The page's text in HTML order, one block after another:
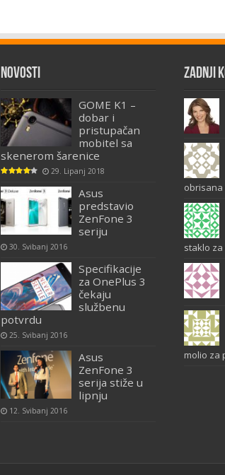
Novosti
GOME K1 –
dobar i
pristupačan
mobitel sa
skenerom šarenice
29. Lipanj 2018
Asus
predstavio
ZenFone 3
seriju
30. Svibanj 2016
Specifikacije
za OnePlus 3
čekaju
službenu
potvrdu
25. Svibanj 2016
Asus
ZenFone 3
serija stiže u
lipnju
12. Svibanj 2016
Zadnji
obrisana
staklo za
molio za